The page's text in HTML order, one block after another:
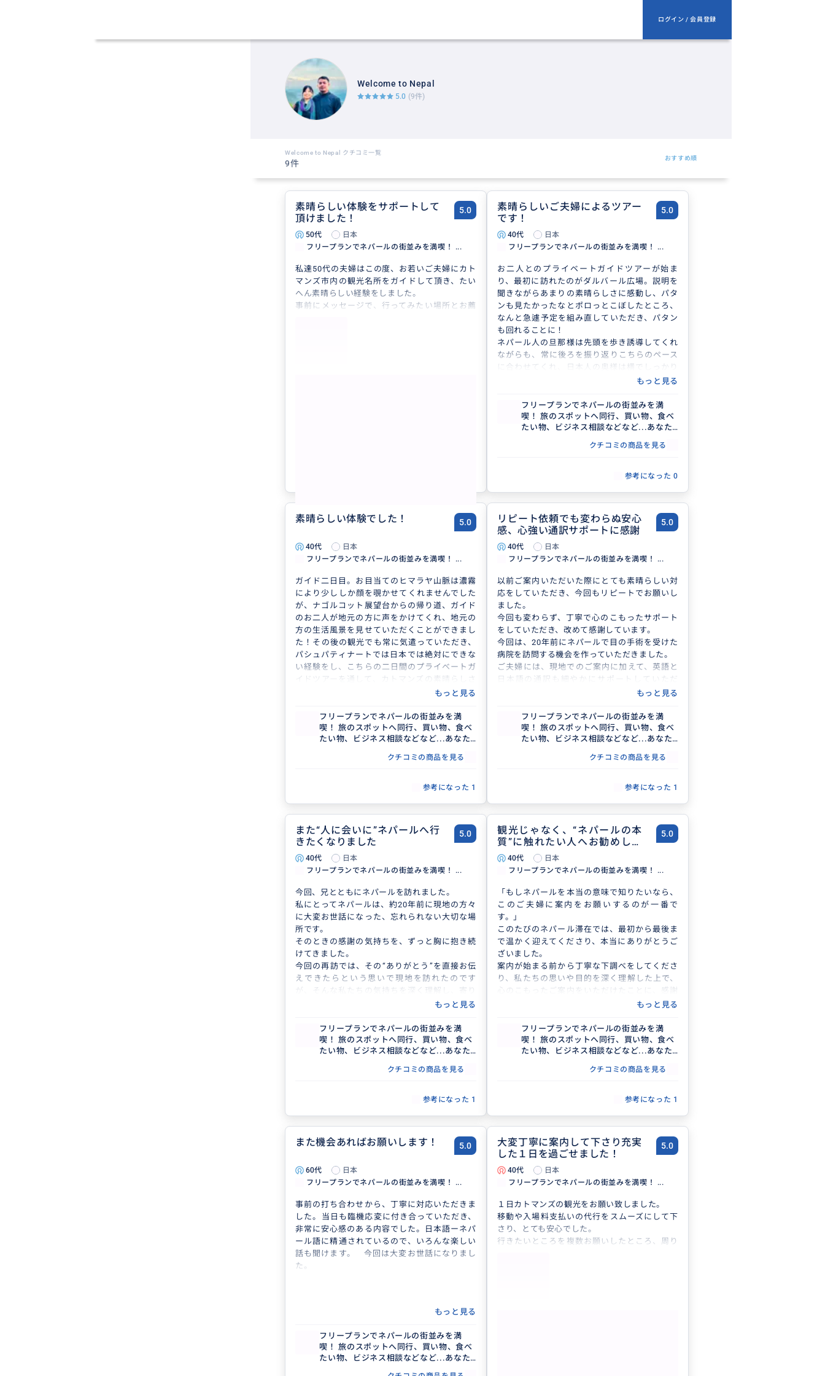
ログイン / 会員登録
Welcome to Nepal
5.0 (9件)
Welcome to Nepal クチコミ一覧
9件
おすすめ順
素晴らしい体験をサポートして
頂けました！
5.0
50代
日本
フリープランでネパールの街並みを満喫！ ...
私達50代の夫婦はこの度、お若いご夫婦にカト
マンズ市内の観光名所をガイドして頂き、たい
へん素晴らしい経験をしました。
事前にメッセージで、行ってみたい場所とお薦
素晴らしいご夫婦によるツアー
です！
5.0
40代
日本
フリープランでネパールの街並みを満喫！ ...
お二人とのプライベートガイドツアーが始ま
り、最初に訪れたのがダルバール広場。説明を
聞きながらあまりの素晴らしさに感動し、パタ
ンも見たかったなとポロっとこぼしたところ、
なんと急遽予定を組み直していただき、パタン
も回れることに！
ネパール人の旦那様は先頭を歩き誘導してくれ
ながらも、常に後ろを振り返りこちらのペース
に合わせてくれ、日本人の奥様は横でしっかり
と説明をしつつ、細かなお気遣いで僕が快適に
また、お土産を買う際、タクシーに乗る際、全
てにおいて少しでも安く済むようにお二人が交
渉してくれました！
お二人の案内のおかげでとても充実し、ネパー
もっと見る
フリープランでネパールの街並みを満
喫！ 旅のスポットへ同行、買い物、食べ
たい物、ビジネス相談などなど...あなた
て忘れられない旅を手伝わせていただき
クチコミの商品を見る
参考になった 0
素晴らしい体験でした！ 5.0
40代
日本
フリープランでネパールの街並みを満喫！ ...
ガイド二日目。お目当てのヒマラヤ山脈は濃霧
により少ししか顔を覗かせてくれませんでした
が、ナゴルコット展望台からの帰り道、ガイド
のお二人が地元の方に声をかけてくれ、地元の
方の生活風景を見せていただくことができまし
た！その後の観光でも常に気遣っていただき、
パシュパティナートでは日本では絶対にできな
い経験をし、こちらの二日間のプライベートガ
イドツアーを通して、カトマンズの素晴らしさ
らの意見を聞いてくださり、ネパールの良さを
伝えてくださったお二人には感謝しかありませ
もしまたネパールに行く機会があれば、絶対に
もっと見る
フリープランでネパールの街並みを満
喫！ 旅のスポットへ同行、買い物、食べ
たい物、ビジネス相談などなど...あなた
て忘れられない旅を手伝わせていただき
クチコミの商品を見る
参考になった 1
リピート依頼でも変わらぬ安心
感、心強い通訳サポートに感謝
5.0
40代
日本
フリープランでネパールの街並みを満喫！ ...
以前ご案内いただいた際にとても素晴らしい対
応をしていただき、今回もリピートでお願いし
ました。
今回も変わらず、丁寧で心のこもったサポート
をしていただき、改めて感謝しています。
今回は、20年前にネパールで目の手術を受けた
病院を訪問する機会を作っていただきました。
ご夫婦には、現地でのご案内に加えて、英語と
日本語の通訳も細やかにサポートしていただ
ができました。
また、ネパールの目の医療の現状や、これから
必要とされる支援についても、丁寧にお話を伺
今後ともどうぞよろしくお願いいたします。
もっと見る
フリープランでネパールの街並みを満
喫！ 旅のスポットへ同行、買い物、食べ
たい物、ビジネス相談などなど...あなた
て忘れられない旅を手伝わせていただき
クチコミの商品を見る
参考になった 1
また“人に会いに”ネパールへ行
きたくなりました
5.0
40代
日本
フリープランでネパールの街並みを満喫！ ...
今回、兄とともにネパールを訪れました。
私にとってネパールは、約20年前に現地の方々
に大変お世話になった、忘れられない大切な場
所です。
そのときの感謝の気持ちを、ずっと胸に抱き続
けてきました。
今回の再訪では、その“ありがとう”を直接お伝
えできたらという思いで現地を訪れたのです
が、そんな私たちの気持ちを深く理解し、寄り
添ってくださり、ご案内をしてくださった素晴
案内が始まる前から、私たちの背景や目的をく
み取って準備をしてくださり、ご主人のご実家
での食事や地域の方々との交流の機会など、観
光では決して触れられない、ネパールの「人の
20年という時を経ても、こうして再び人とのご
縁を感じられたことに、心から感謝していま
す。
この出会いを大切に、また必ずネパールに戻っ
もっと見る
フリープランでネパールの街並みを満
喫！ 旅のスポットへ同行、買い物、食べ
たい物、ビジネス相談などなど...あなた
て忘れられない旅を手伝わせていただき
クチコミの商品を見る
参考になった 1
観光じゃなく、“ネパールの本
質”に触れたい人へお勧めしま
す
5.0
40代
日本
フリープランでネパールの街並みを満喫！ ...
「もしネパールを本当の意味で知りたいなら、
このご夫婦に案内をお願いするのが一番で
す。」
このたびのネパール滞在では、最初から最後ま
で温かく迎えてくださり、本当にありがとうご
ざいました。
案内が始まる前から丁寧な下調べをしてくださ
り、私たちの思いや目的を深く理解した上で、
心のこもったご案内をいただけたことに、感謝
の方々とのふれあいや暮らしの体験など、観光
だけでは得られない「ネパールの本質」に触れ
ることができました。
またお会いできる日を楽しみにしています。素
もっと見る
フリープランでネパールの街並みを満
喫！ 旅のスポットへ同行、買い物、食べ
たい物、ビジネス相談などなど...あなた
て忘れられない旅を手伝わせていただき
クチコミの商品を見る
参考になった 1
また機会あればお願いします！ 5.0
60代
日本
フリープランでネパールの街並みを満喫！ ...
事前の打ち合わせから、丁寧に対応いただきま
した。当日も臨機応変に付き合っていただき、
非常に安心感のある内容でした。日本語ーネパ
ール語に精通されているので、いろんな楽しい
話も聞けます。 今回は大変お世話になりまし
た。
もっと見る
フリープランでネパールの街並みを満
喫！ 旅のスポットへ同行、買い物、食べ
たい物、ビジネス相談などなど...あなた
大変丁寧に案内して下さり充実
した１日を過ごせました！
5.0
40代
日本
フリープランでネパールの街並みを満喫！ ...
１日カトマンズの観光をお願い致しました。
移動や入場料支払いの代行をスムーズにして下
さり、とても安心でした。
行きたいところを複数お願いしたところ、周り